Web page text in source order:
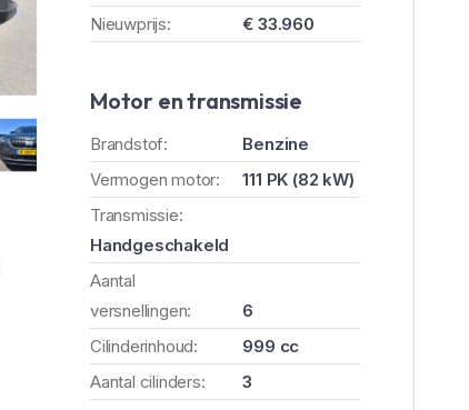
Nieuwprijs:
€ 33.960
Motor en transmissie
Brandstof:
Benzine
Vermogen motor:
111 PK (82 kW)
Transmissie:
Handgeschakeld
Aantal
versnellingen:
6
Cilinderinhoud:
999 cc
Aantal cilinders:
3